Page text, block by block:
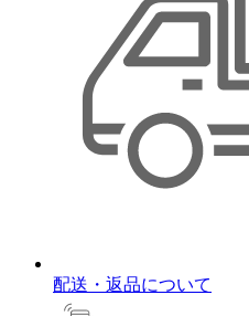
配送・返品について